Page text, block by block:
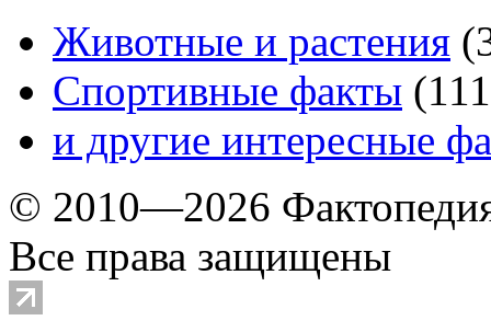
Животные и растения (
Спортивные факты (111
и другие интересные
© 2010—2026
Все права защищены